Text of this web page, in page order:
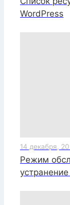
WordPress
14 декабря,
Режим